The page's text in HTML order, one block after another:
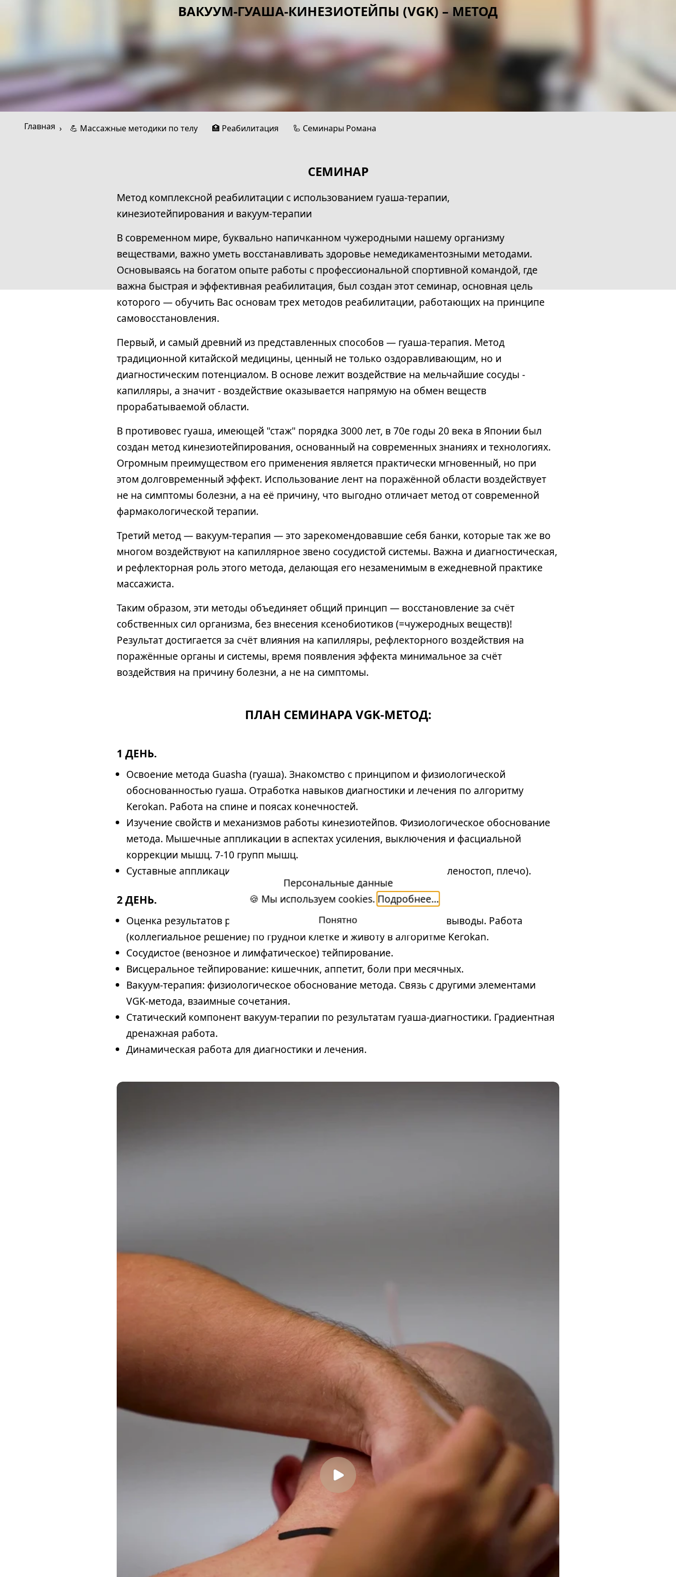
ВАКУУМ-ГУАША-КИНЕЗИОТЕЙПЫ (VGK) – МЕТОД
Главная 💪 Массажные методики по телу 🏥 Реабилитация 🦾 Семинары Романа
СЕМИНАР
Метод комплексной реабилитации с использованием гуаша-терапии,
кинезиотейпирования и вакуум-терапии
В современном мире, буквально напичканном чужеродными нашему организму
веществами, важно уметь восстанавливать здоровье немедикаментозными методами.
Основываясь на богатом опыте работы с профессиональной спортивной командой, где
важна быстрая и эффективная реабилитация, был создан этот семинар, основная цель
которого — обучить Вас основам трех методов реабилитации, работающих на принципе
самовосстановления.
Первый, и самый древний из представленных способов — гуаша-терапия. Метод
традиционной китайской медицины, ценный не только оздоравливающим, но и
диагностическим потенциалом. В основе лежит воздействие на мельчайшие сосуды -
капилляры, а значит - воздействие оказывается напрямую на обмен веществ
прорабатываемой области.
В противовес гуаша, имеющей "стаж" порядка 3000 лет, в 70е годы 20 века в Японии был
создан метод кинезиотейпирования, основанный на современных знаниях и технологиях.
Огромным преимуществом его применения является практически мгновенный, но при
этом долговременный эффект. Использование лент на поражённой области воздействует
не на симптомы болезни, а на её причину, что выгодно отличает метод от современной
фармакологической терапии.
Третий метод — вакуум-терапия — это зарекомендовавшие себя банки, которые так же во
многом воздействуют на капиллярное звено сосудистой системы. Важна и диагностическая,
и рефлекторная роль этого метода, делающая его незаменимым в ежедневной практике
массажиста.
Таким образом, эти методы объединяет общий принцип — восстановление за счёт
собственных сил организма, без внесения ксенобиотиков (=чужеродных веществ)!
Результат достигается за счёт влияния на капилляры, рефлекторного воздействия на
поражённые органы и системы, время появления эффекта минимальное за счёт
воздействия на причину болезни, а не на симптомы.
ПЛАН СЕМИНАРА VGK-МЕТОД:
1 ДЕНЬ.
Освоение метода Guasha (гуаша). Знакомство с принципом и физиологической
обоснованностью гуаша. Отработка навыков диагностики и лечения по алгоритму
Kerokan. Работа на спине и поясах конечностей.
Изучение свойств и механизмов работы кинезиотейпов. Физиологическое обоснование
метода. Мышечные аппликации в аспектах усиления, выключения и фасциальной
коррекции мышц. 7-10 групп мышц.
Суставные аппликации: укрепляющие, корригирующие (колено, голеностоп, плечо).
2 ДЕНЬ.
Оценка результатов работы гуаша — диагностические критерии и выводы. Работа
(коллегиальное решение) по грудной клетке и животу в алгоритме Kerokan.
Сосудистое (венозное и лимфатическое) тейпирование.
Висцеральное тейпирование: кишечник, аппетит, боли при месячных.
Вакуум-терапия: физиологическое обоснование метода. Связь с другими элементами
VGK-метода, взаимные сочетания.
Статический компонент вакуум-терапии по результатам гуаша-диагностики. Градиентная
дренажная работа.
Динамическая работа для диагностики и лечения.
Персональные данные
🍪 Мы используем cookies. Подробнее...
Понятно